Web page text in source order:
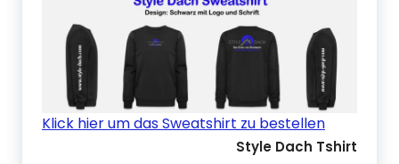
Klick hier um das Sweatshirt zu bestellen
Style Dach Tshirt